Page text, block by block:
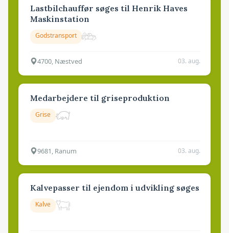
Lastbilchauffør søges til Henrik Haves
Maskinstation
Godstransport
4700, Næstved 03. aug.
Medarbejdere til griseproduktion
Grise
9681, Ranum 03. aug.
Kalvepasser til ejendom i udvikling søges
Kalve